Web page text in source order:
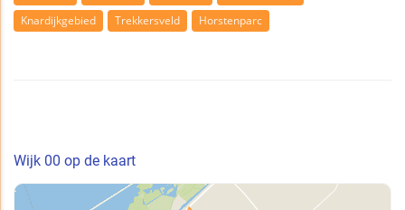
Knardijkgebied
Trekkersveld Horstenparc
Wijk 00 op de kaart